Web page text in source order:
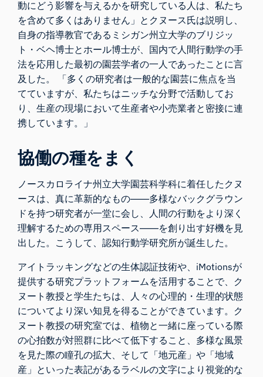
動にどう影響を与えるかを研究している人は、私たち
を含めて多くはありません」とクヌース氏は説明し、
自身の指導教官であるミシガン州立大学のブリジッ
ト・ベヘ博士とホール博士が、国内で人間行動学の手
法を応用した最初の園芸学者の一人であったことに言
及した。 「多くの研究者は一般的な園芸に焦点を当
てていますが、私たちはニッチな分野で活動してお
り、生産の現場において生産者や小売業者と密接に連
携しています。」
協働の種をまく
ノースカロライナ州立大学園芸科学科に着任したクヌ
ースは、真に革新的なもの――多様なバックグラウン
ドを持つ研究者が一堂に会し、人間の行動をより深く
理解するための専用スペース――を創り出す好機を見
出した。こうして、認知行動学研究所が誕生した。
アイトラッキングなどの生体認証技術や、iMotionsが
提供する研究プラットフォームを活用することで、ク
ヌート教授と学生たちは、人々の心理的・生理的状態
についてより深い知見を得ることができています。ク
ヌート教授の研究室では、植物と一緒に座っている際
の心拍数が対照群に比べて低下すること、多様な風景
を見た際の瞳孔の拡大、そして「地元産」や「地域
産」といった表記があるラベルの文字により視覚的な